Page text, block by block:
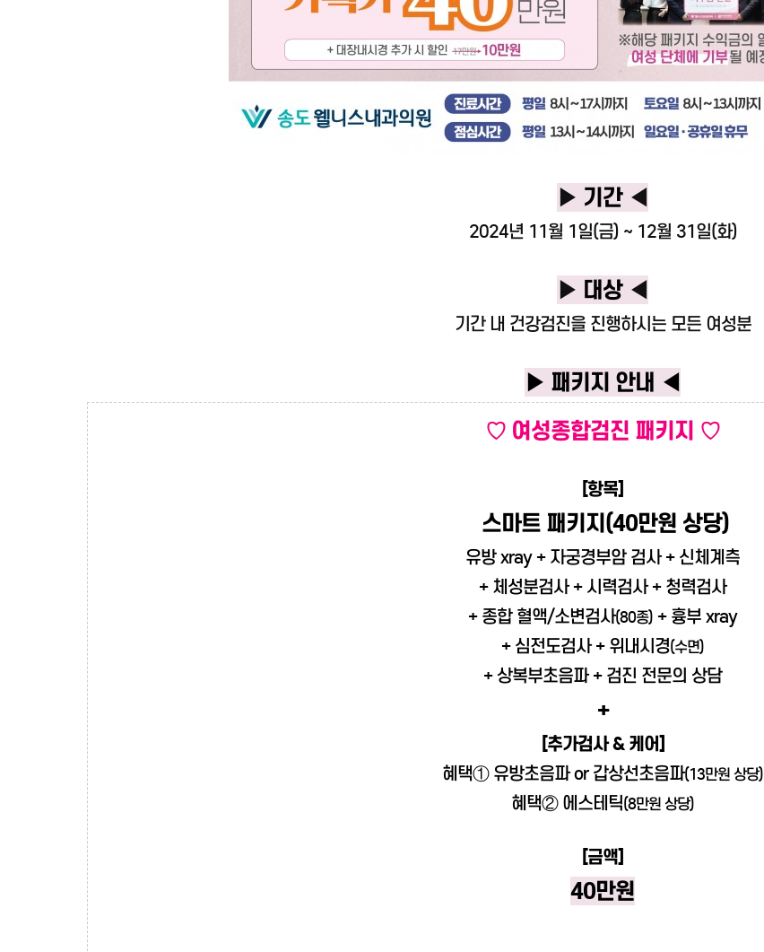
▶ 기간 ◀
2024년 11월 1일(금) ~ 12월 31일(화)
▶ 대상 ◀
기간 내 건강검진을 진행하시는 모든 여성분
▶ 패키지 안내 ◀
♡ 여성종합검진 패키지 ♡
[항목]
스마트 패키지(40만원 상당)
유방 xray+ 자궁경부암 검사+ 신체계측
+ 체성분검사 + 시력검사 + 청력검사
+ 종합 혈액/소변검사(80종) + 흉부 xray
+ 심전도검사 + 위내시경(수면)
+ 상복부초음파 + 검진 전문의 상담
+
[추가검사 & 케어]
혜택① 유방초음파 or 갑상선초음파(13만원 상당)
혜택② 에스테틱(8만원 상당)
[금액]
40만원